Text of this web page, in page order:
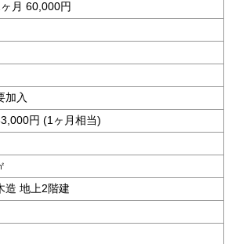
月 60,000円
加入
円 (1ヶ月相当)
造 地上2階建